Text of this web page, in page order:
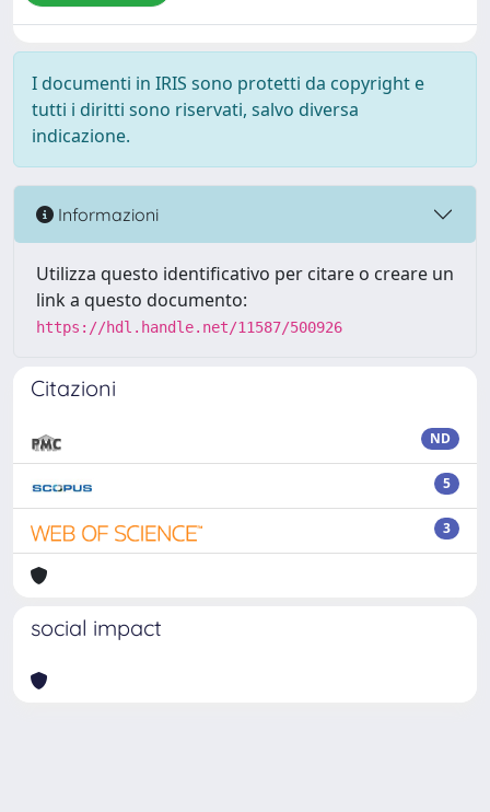
I documenti in IRIS sono protetti da copyright e
tutti i diritti sono riservati, salvo diversa
indicazione.
Informazioni
Utilizza questo identificativo per citare o creare un
link a questo documento:
https://hdl.handle.net/11587/500926
Citazioni
ND
5
3
social impact